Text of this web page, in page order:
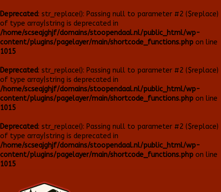
Deprecated: str_replace(): Passing null to parameter #2 ($replace)
of type array|string is deprecated in
/home/scseajghjf/domains/stoopendaal.nl/public_html/wp-
content/plugins/pagelayer/main/shortcode_functions.php on line
1015
Deprecated: str_replace(): Passing null to parameter #2 ($replace)
of type array|string is deprecated in
/home/scseajghjf/domains/stoopendaal.nl/public_html/wp-
content/plugins/pagelayer/main/shortcode_functions.php on line
1015
Deprecated: str_replace(): Passing null to parameter #2 ($replace)
of type array|string is deprecated in
/home/scseajghjf/domains/stoopendaal.nl/public_html/wp-
content/plugins/pagelayer/main/shortcode_functions.php on line
1015